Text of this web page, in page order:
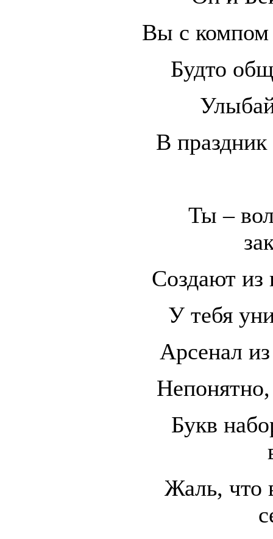
Вы с компом
Будто
В
Ты –
Создают
У тебя
Арсенал
Букв
Жаль, что